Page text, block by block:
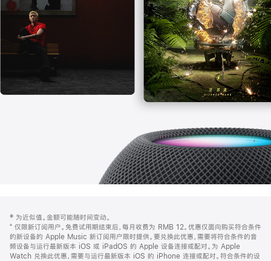
开)
页
页
脚
注
‡ 为近似值。金额可能随时间变动。
⁺ 仅限新订阅用户。免费试用期结束后，每月收费为 RMB 12。优惠仅面向购买符合条件
的新设备的 Apple Music 新订阅用户限时提供。要兑换此优惠，需要将符合条件的音
频设备与运行最新版本 iOS 或 iPadOS 的 Apple 设备连接或配对。为 Apple
Watch 兑换此优惠，需要与运行最新版本 iOS 的 iPhone 连接或配对。符合条件的设